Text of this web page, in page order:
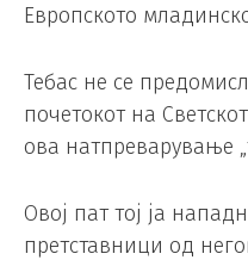
Европското
Тебас не се
почетокот на
ова натпреварување
Овој пат тој ја
претставници од